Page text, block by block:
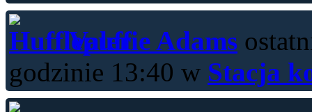
Valerie Adams
godzinie 13:40 w Stacja